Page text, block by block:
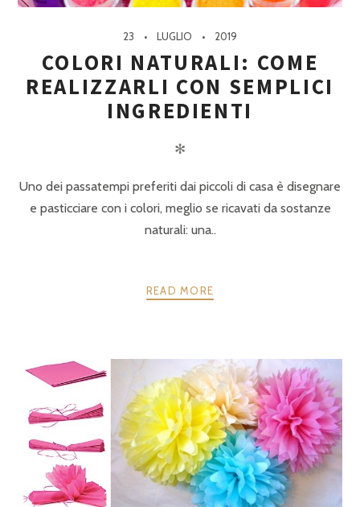
23 LUGLIO 2019
COLORI NATURALI: COME
REALIZZARLI CON SEMPLICI
INGREDIENTI
✻
Uno dei passatempi preferiti dai piccoli di casa è disegnare
e pasticciare con i colori, meglio se ricavati da sostanze
naturali: una..
READ MORE